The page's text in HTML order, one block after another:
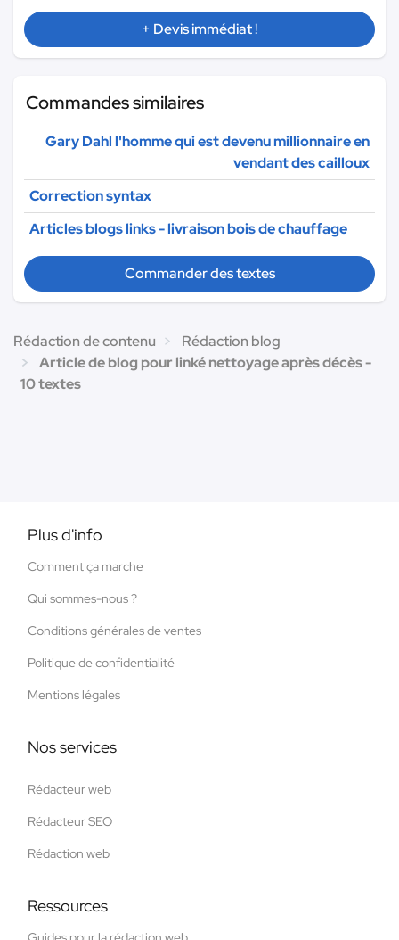
+ Devis immédiat !
Commandes similaires
Gary Dahl l'homme qui est devenu millionnaire en
vendant des cailloux
Correction syntax
Articles blogs links - livraison bois de chauffage
Commander des textes
Rédaction de contenu
Rédaction blog
Article de blog pour linké nettoyage après décès -
10 textes
Plus d'info
Comment ça marche
Qui sommes-nous ?
Conditions générales de ventes
Politique de confidentialité
Mentions légales
Nos services
Rédacteur web
Rédacteur SEO
Rédaction web
Ressources